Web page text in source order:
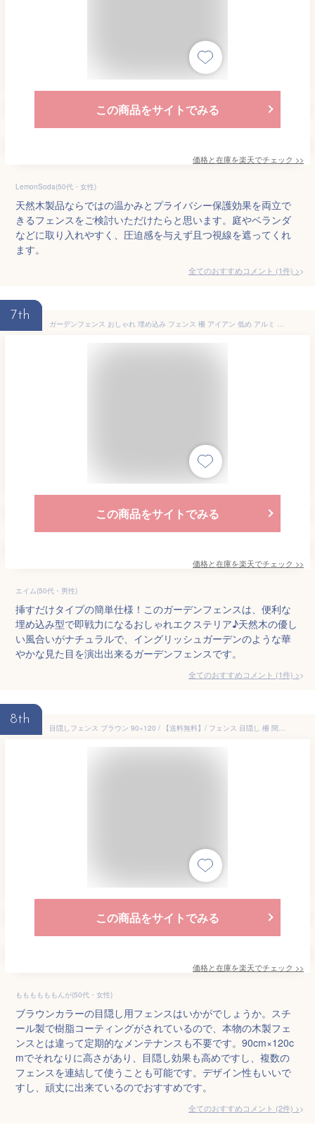
この商品をサイトでみる
価格と在庫を楽天でチェック >>
LemonSoda(50代・女性)
天然木製品ならではの温かみとプライバシー保護効果を両立で
きるフェンスをご検討いただけたらと思います。庭やベランダ
などに取り入れやすく、圧迫感を与えず且つ視線を遮ってくれ
ます。
全てのおすすめコメント (1件) >
7th
ガーデンフェンス おしゃれ 埋め込み フェンス 柵 アイアン 低め アルミ 天然木 折りたたみ フェンス ガーデン 木製 ミニ ディスプレイ インテリア ウッド ガーデニング 雑貨 ナチュラル カントリー イングリッシュ 庭 屋外 オシャレ エクステリア
この商品をサイトでみる
価格と在庫を楽天でチェック >>
エイム(50代・男性)
挿すだけタイプの簡単仕様！このガーデンフェンスは、便利な
埋め込み型で即戦力になるおしゃれエクステリア♪天然木の優し
い風合いがナチュラルで、イングリッシュガーデンのような華
やかな見た目を演出出来るガーデンフェンスです。
全てのおすすめコメント (1件) >
8th
目隠しフェンス ブラウン 90×120 / 【送料無料】/ フェンス 目隠し 柵 間仕切り スチール 樹脂コーティング 庭 ガーデニング 園芸 連結 ブラウン
この商品をサイトでみる
価格と在庫を楽天でチェック >>
ももももももんが(50代・女性)
ブラウンカラーの目隠し用フェンスはいかがでしょうか。スチ
ール製で樹脂コーティングがされているので、本物の木製フェ
ンスとは違って定期的なメンテナンスも不要です。90cm×120c
mでそれなりに高さがあり、目隠し効果も高めですし、複数の
フェンスを連結して使うことも可能です。デザイン性もいいで
すし、頑丈に出来ているのでおすすめです。
全てのおすすめコメント (2件) >